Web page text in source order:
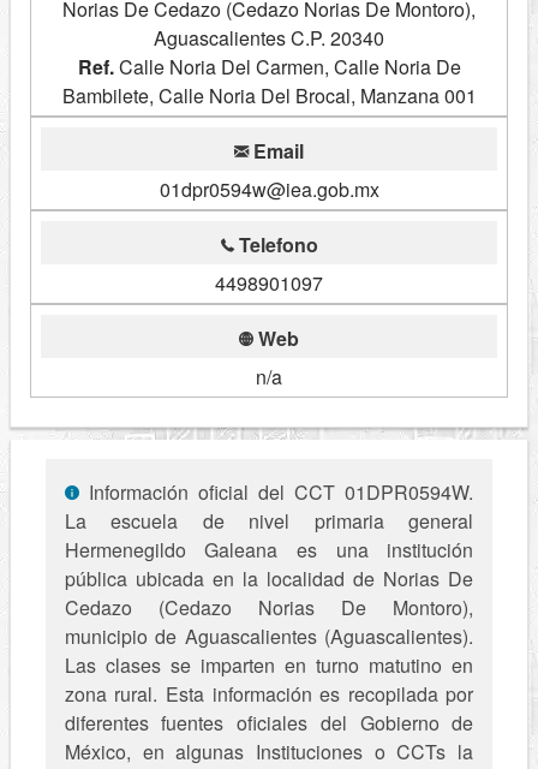
Norias De Cedazo (Cedazo Norias De Montoro),
Aguascalientes C.P. 20340
Ref.Calle Noria Del Carmen, Calle Noria De
Bambilete, Calle Noria Del Brocal, Manzana 001
Email
01dpr0594w@iea.gob.mx
Telefono
4498901097
Web
n/a
Información oficial del CCT 01DPR0594W.
La escuela de nivel primaria general
Hermenegildo Galeana es una institución
pública ubicada en la localidad de Norias De
Cedazo (Cedazo Norias De Montoro),
municipio de Aguascalientes (Aguascalientes).
Las clases se imparten en turno matutino en
zona rural. Esta información es recopilada por
diferentes fuentes oficiales del Gobierno de
México, en algunas Instituciones o CCTs la